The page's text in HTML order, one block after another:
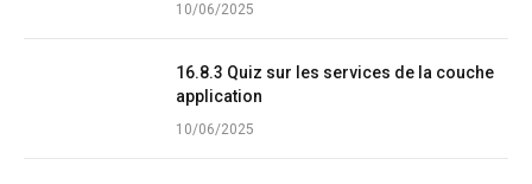
10/06/2025
16.8.3 Quiz sur les services de la couche
application
10/06/2025